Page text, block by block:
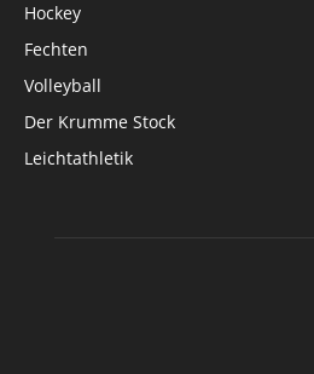
Hockey
Fechten
Volleyball
Der Krumme Stock
Leichtathletik